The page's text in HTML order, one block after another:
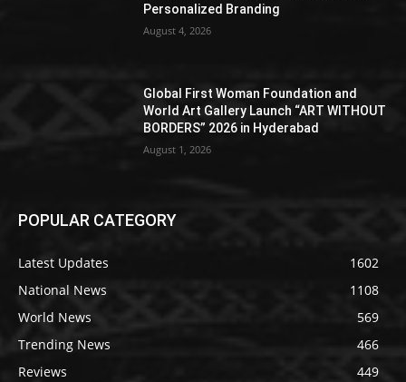
Personalized Branding
August 4, 2026
Global First Woman Foundation and
World Art Gallery Launch “ART WITHOUT
BORDERS” 2026 in Hyderabad
August 1, 2026
POPULAR CATEGORY
Latest Updates
1602
National News
1108
World News
569
Trending News
466
Reviews
449